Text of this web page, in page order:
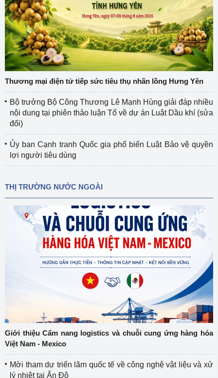
Thương mại điện tử tiếp sức tiêu thụ nhãn lồng Hưng Yên
Bộ trưởng Bộ Công Thương Lê Mạnh Hùng giải đáp nhiều
nội dung tại phiên thảo luận Tổ về dự án Luật Dầu khí (sửa
đổi)
Ủy ban Cạnh tranh Quốc gia phổ biến Luật Bảo vệ quyền
lợi người tiêu dùng
THỊ TRƯỜNG NƯỚC NGOÀI
Giới thiệu Cẩm nang logistics và chuỗi cung ứng hàng hóa
Việt Nam - Mexico
Mời tham dự triển lãm quốc tế về công nghệ vật liệu và xử
lý nhiệt tại Ấn Độ